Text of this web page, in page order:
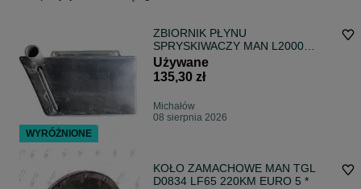
ZBIORNIK PŁYNU
SPRYSKIWACZY MAN L2000
85264810001
Używane
135,30 zł
Michałów
08 sierpnia 2026
KOŁO ZAMACHOWE MAN TGL
D0834 LF65 220KM EURO 5 *
WYRÓŻNIONE